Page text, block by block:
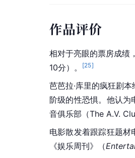
作品评价
相对于亮眼的票房成绩
10分）。
[25]
芭芭拉·库里的疯狂剧
阶级的性恐惧。他认为
音俱乐部（The A.V.
电影散发着跟踪狂题材
《娱乐周刊》（